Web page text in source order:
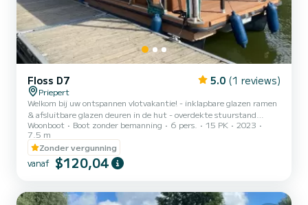
Floss D7 5.0 (1 reviews)
Priepert
Welkom bij uw ontspannen vlotvakantie! - inklapbare glazen ramen
& afsluitbare glazen deuren in de hut - overdekte stuurstand
vooraan - WC met vaste toilet & wastafel - 250l watertank &
afvalwatertank - keuken met koelkast, gasfornuis, gootsteen - 12V
aansluiting en 230V walstroomaansluiting - dak begaanbaar -
overdekt terras, volledig afsluitbaar met dekzeil - 2-6 vaste
slaapplaatsen. Priepert is waarschijnlijk het meest centrale
Pri...
Woonboot Boot zonder bemanning 6 pers. 15 PK
2023
7.5 m
Zonder vergunning
vanaf $120,04